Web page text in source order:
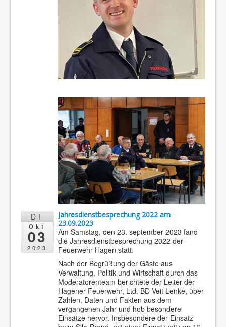
DI
Okt
03
2023
Jahresdienstbesprechung 2022 am
23.09.2023
Am Samstag, den 23. september 2023 fand
die Jahresdienstbesprechung 2022 der
Feuerwehr Hagen statt.
Nach der Begrüßung der Gäste aus
Verwaltung, Politik und Wirtschaft durch das
Moderatorenteam berichtete der Leiter der
Hagener Feuerwehr, Ltd. BD Veit Lenke, über
Zahlen, Daten und Fakten aus dem
vergangenen Jahr und hob besondere
Einsätze hervor. Insbesondere der Einsatz